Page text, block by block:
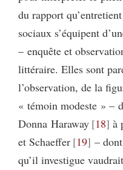
du rapport
sociaux s’équipent
– enquête et
littéraire. Elles sont
l’observation, de la
« témoin modeste » –
Donna Haraway 18 à
et Schaeffer 19 –
qu’il investigue